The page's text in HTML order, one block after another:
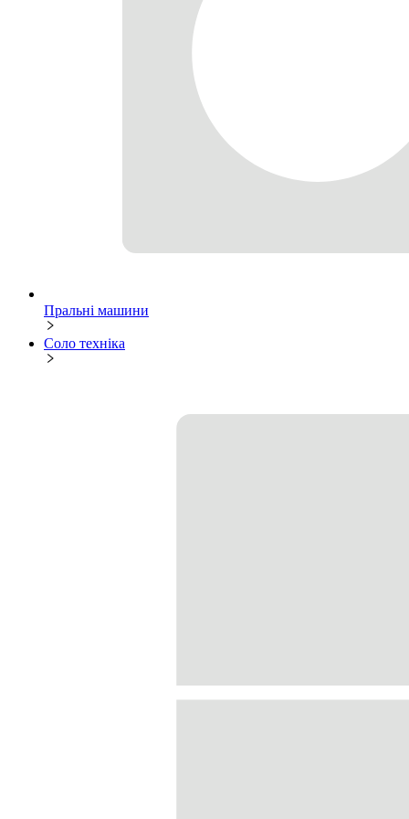
Пральні машини
Соло техніка